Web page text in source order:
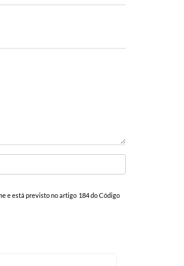
e está previsto no artigo 184 do Código